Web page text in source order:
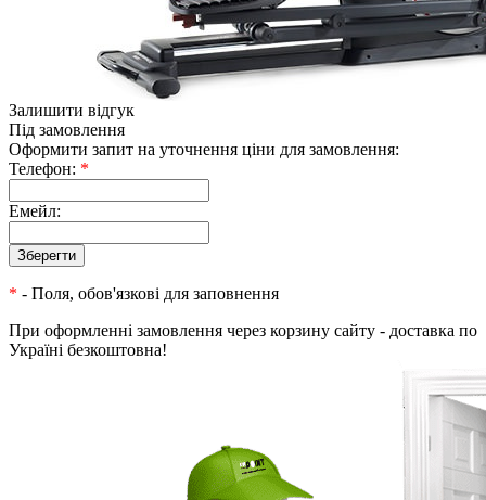
Залишити відгук
Під замовлення
Оформити запит на уточнення ціни для замовлення:
Телефон: *
Емейл:
* - Поля, обов'язкові для заповнення
При оформленні замовлення через корзину сайту - доставка по
Україні безкоштовна!